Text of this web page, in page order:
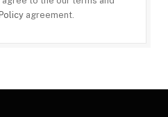
agreement.